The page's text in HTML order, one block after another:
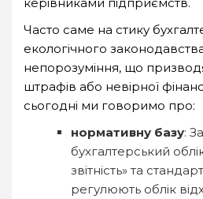
керівниками підприємств.
Часто саме на стику
екологічного
непорозуміння, що
штрафів або невірної
сьогодні ми говоримо про:
нормативну базу:
бухгалтерський
звітність» та
регулюють облік